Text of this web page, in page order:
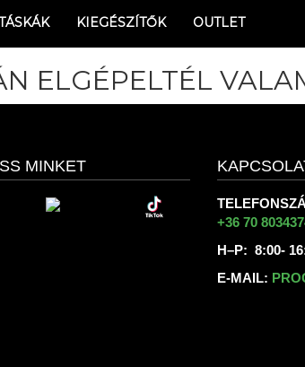
KIEGÉSZÍTŐK OUTLET
ELGÉPELTÉL
MINKET
+36 70
H–P: 8:00-
E-MAIL: